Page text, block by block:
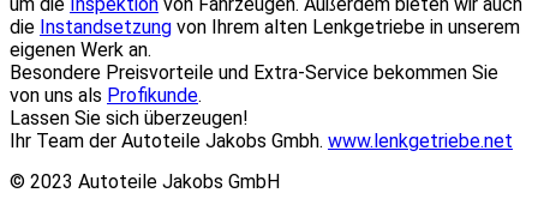
die Instandsetzung von Ihrem alten Lenkgetriebe in unserem
eigenen Werk an.
Besondere Preisvorteile und Extra-Service bekommen Sie
von uns als Profikunde.
Lassen Sie sich überzeugen!
Ihr Team der Autoteile Jakobs Gmbh. www.lenkgetriebe.net
© 2023 Autoteile Jakobs GmbH